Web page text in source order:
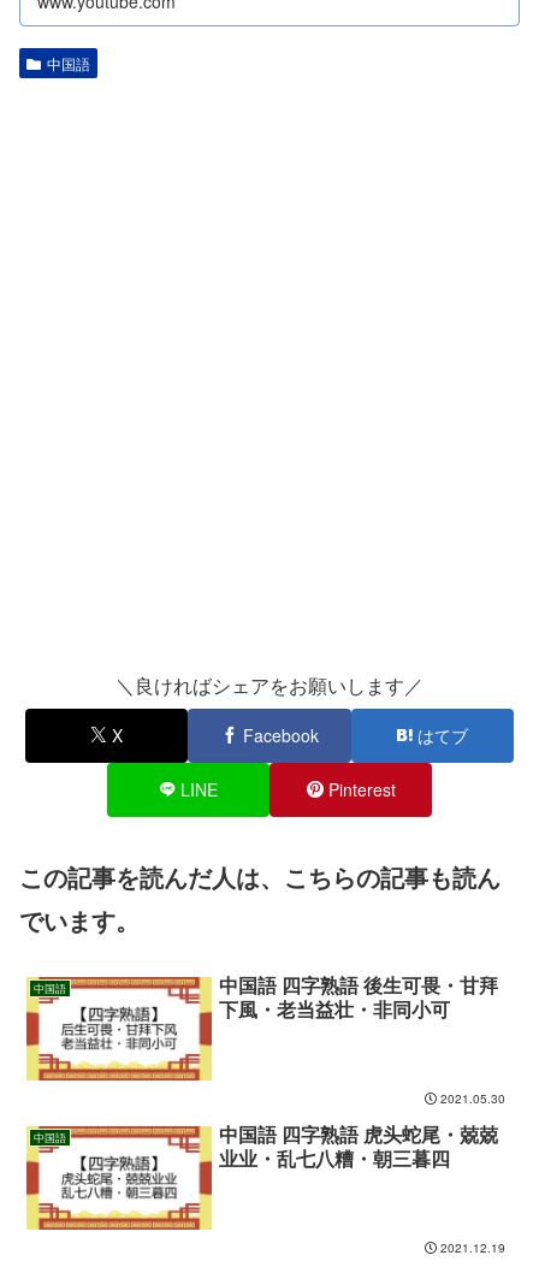
中国語
＼良ければシェアをお願いします／
X Facebook はてブ
LINE Pinterest
この記事を読んだ人は、こちらの記事も読ん
でいます。
中国語
中国語 四字熟語 後生可畏・甘拜
下風・老当益壮・非同小可
2021.05.30
中国語
中国語 四字熟語 虎头蛇尾・兢兢
业业・乱七八糟・朝三暮四
2021.12.19